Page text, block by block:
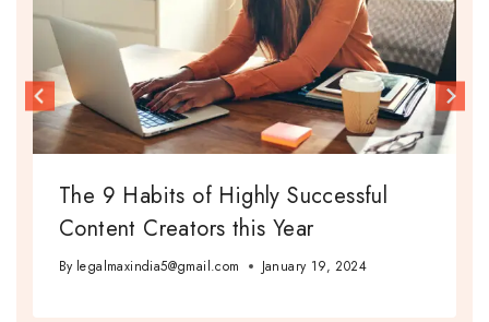
The 9 Habits of Highly Successful
Content Creators this Year
By legalmaxindia5@gmail.com January 19, 2024